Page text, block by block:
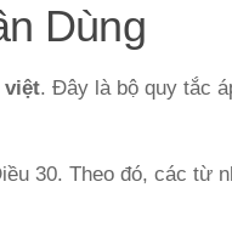
Dùng
việt. Đây là bộ quy tắc
30. Theo đó, các từ